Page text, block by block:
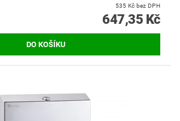
535 Kč bez DPH
647,35 Kč